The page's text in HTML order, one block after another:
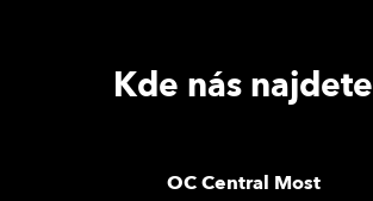
Kde nás najdete
OC Central Most